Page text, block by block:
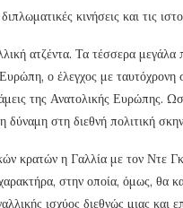
κινήσεις και τις
ατζέντα. Τα τέσσερα
ο έλεγχος με ταυτόχρονη
της Ανατολικής Ευρώπης.
δύναμη στη διεθνή πολιτική
κρατών η Γαλλία με τον Ντε
στην οποία, όμως, θα
ισχύος διεθνώς μιας και